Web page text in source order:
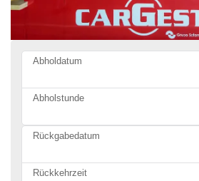
Abholdatum
Abholstunde
Rückgabedatum
Rückkehrzeit